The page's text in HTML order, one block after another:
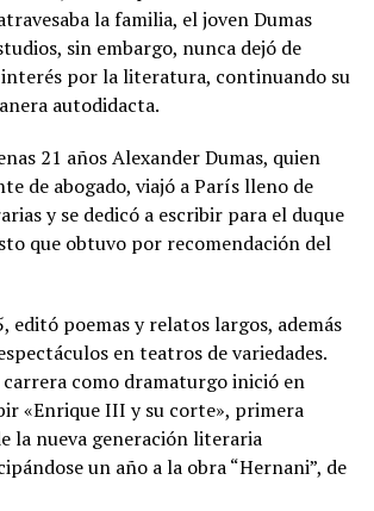
la familia, el joven Dumas
sin embargo, nunca dejó de
por la literatura, continuando su
autodidacta.
21 años Alexander Dumas, quien
de abogado, viajó a París lleno de
y se dedicó a escribir para el duque
que obtuvo por recomendación del
editó poemas y relatos largos, además
en teatros de variedades.
como dramaturgo inició en
«Enrique III y su corte», primera
la nueva generación literaria
un año a la obra “Hernani”, de